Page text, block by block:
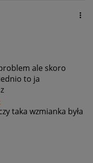
ale skoro
to ja
taka wzmianka była